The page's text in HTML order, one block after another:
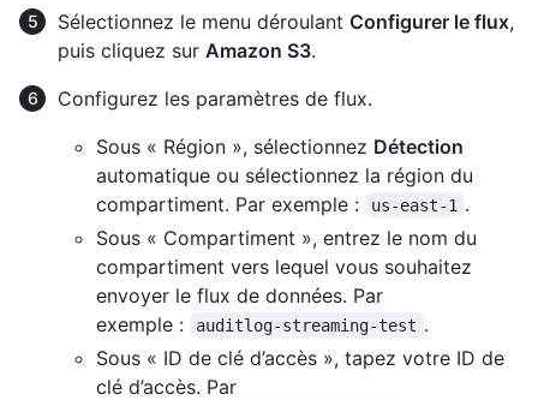
Sélectionnez le menu déroulant Configurer le flux,
puis cliquez sur Amazon S3.
Configurez les paramètres de flux.
Sous « Région », sélectionnez Détection
automatique ou sélectionnez la région du
compartiment. Par exemple :
us-east-1 .
Sous « Compartiment », entrez le nom du
compartiment vers lequel vous souhaitez
envoyer le flux de données. Par
exemple :
auditlog-streaming-test .
Sous « ID de clé d’accès », tapez votre ID de
clé d’accès. Par